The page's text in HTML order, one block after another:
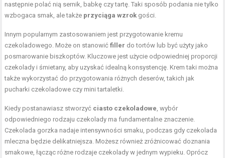
następnie polać nią sernik, babkę czy tartę. Taki sposób podania nie tylko
wzbogaca smak, ale także przyciąga wzrok gości.
Innym popularnym zastosowaniem jest przygotowanie kremu
czekoladowego. Może on stanowićfiller do tortów lub być użyty jako
posmarowanie biszkoptów. Kluczowe jest użycie odpowiedniej proporcji
czekolady i śmietany, aby uzyskać idealną konsystencję. Krem taki można
także wykorzystać do przygotowania różnych deserów, takich jak
pucharki czekoladowe czy mini tartaletki.
Kiedy postanawiasz stworzyć ciasto czekoladowe, wybór
odpowiedniego rodzaju czekolady ma fundamentalne znaczenie.
Czekolada gorzka nadaje intensywności smaku, podczas gdy czekolada
mleczna będzie delikatniejsza. Możesz również zróżnicować doznania
smakowe, łącząc różne rodzaje czekolady w jednym wypieku. Oprócz